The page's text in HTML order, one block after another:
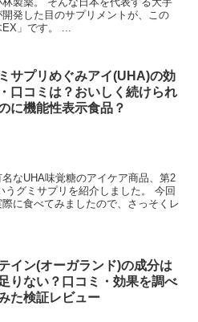
発した目のサプリメントが、この
EX」です。 ...
サプリめぐみアイ(UHA)の効
口コミは？おいしく続けられ
に機能性表示食品？
なUHA味覚糖のアイケア商品、第2
グミサプリを紹介しました。 今回
に食べてみましたので、さっそくレ
イン(オーガランド)の成分は
りない？口コミ・効果を調べ
た検証レビュー